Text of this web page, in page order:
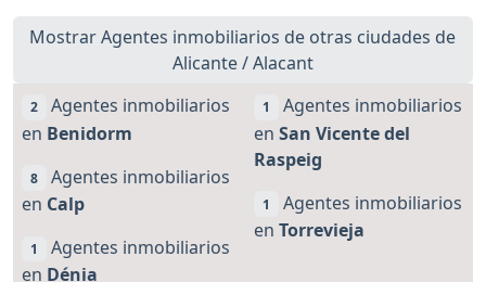
Mostrar Agentes inmobiliarios de otras ciudades de
Alicante / Alacant
2
Agentes inmobiliarios
en Benidorm
8
Agentes inmobiliarios
en Calp
1
Agentes inmobiliarios
en Dénia
1
Agentes inmobiliarios
en San Vicente del
Raspeig
1
Agentes inmobiliarios
en Torrevieja